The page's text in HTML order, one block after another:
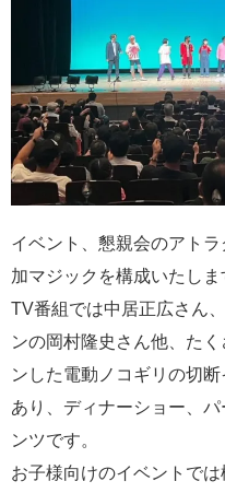
イベント、懇親会のアト
加マジックを構成いたしま
TV番組では中居正広さん
ンの岡村隆史さん他、た
ンした電動ノコギリの切
あり、ディナーショー、
ンツです。
お子様向けのイベントで